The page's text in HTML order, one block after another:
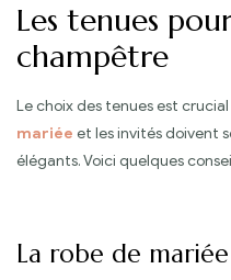
Les tenues
champêtre
Le choix des tenues est
mariée et les invités doivent
élégants. Voici quelques
La robe de